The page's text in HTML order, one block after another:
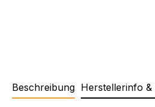
Beschreibung Herstellerinfo